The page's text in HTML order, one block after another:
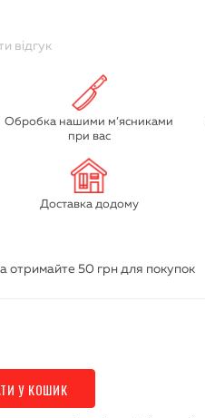
відгук
Обробка нашими м’ясниками
при вас
Доставка додому
отримайте 50 грн для покупок
У КОШИК